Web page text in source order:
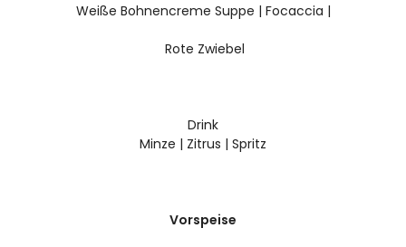
Weiße Bohnencreme Suppe | Focaccia |
Rote Zwiebel
Drink
Minze | Zitrus | Spritz
Vorspeise